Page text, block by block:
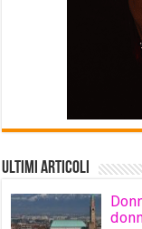
Ultimi Articoli